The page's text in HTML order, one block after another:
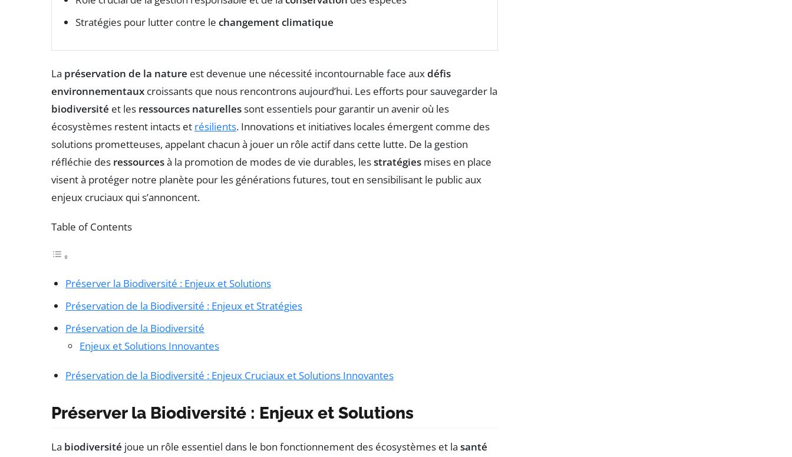
Stratégies pour lutter contre le changement climatique
La préservation de la nature est devenue une nécessité incontournable face auxdéfis
environnementaux croissants que nous rencontrons aujourd’hui. Les efforts pour sauvegarder la
biodiversité et les ressources naturellessont essentiels pour garantir un avenir où les
écosystèmes restent intacts et résilients. Innovations et initiatives locales émergent comme des
solutions prometteuses, appelant chacun à jouer un rôle actif dans cette lutte. De la gestion
réfléchie des ressourcesà la promotion de modes de vie durables, lesstratégies mises en place
visent à protéger notre planète pour les générations futures, tout en sensibilisant le public aux
enjeux cruciaux qui s’annoncent.
Table of Contents
Préserver la Biodiversité : Enjeux et Solutions
Préservation de la Biodiversité : Enjeux et Stratégies
Préservation de la Biodiversité
Enjeux et Solutions Innovantes
Préservation de la Biodiversité : Enjeux Cruciaux et Solutions Innovantes
Préserver la Biodiversité : Enjeux et Solutions
La biodiversité joue un rôle essentiel dans le bon fonctionnement des écosystèmes et la santé